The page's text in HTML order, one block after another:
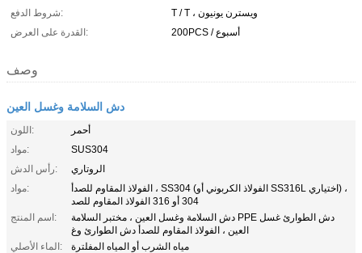
شروط الدفع:
T / T ، ويسترن يونيون
القدرة على العرض:
200PCS / أسبوع
وصف
دش السلامة وغسل العين
اللون:
أحمر
مواد:
SUS304
رأس الدش:
الروتاري
مواد:
الفولاذ المقاوم للصدأ ، SS304 (الفولاذ الكربوني أو SS316L اختياري) ،
304 أو 316 الفولاذ المقاوم للصد
اسم المنتج:
دش السلامة وغسل العين ، مختبر السلامة PPE دش الطوارئ غسل
العين ، الفولاذ المقاوم للصدأ دش الطوارئ وغ
الماء الأصلي:
مياه الشرب أو المياه المفلترة